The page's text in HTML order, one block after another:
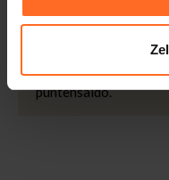
Besteed € 100,-
in de vorm van een
bekijk evt.
puntensaldo.